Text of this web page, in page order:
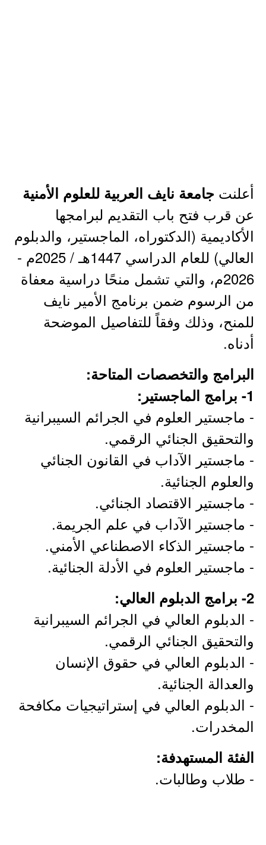
أعلنت جامعة نايف العربية للعلوم الأمنية
عن قرب فتح باب التقديم لبرامجها
الأكاديمية (الدكتوراه، الماجستير، والدبلوم
العالي) للعام الدراسي 1447هـ / 2025م -
2026م، والتي تشمل منحًا دراسية معفاة
من الرسوم ضمن برنامج الأمير نايف
للمنح، وذلك وفقاً للتفاصيل الموضحة
أدناه.
البرامج والتخصصات المتاحة:
1- برامج الماجستير:
- ماجستير العلوم في الجرائم السيبرانية
والتحقيق الجنائي الرقمي.
- ماجستير الآداب في القانون الجنائي
والعلوم الجنائية.
- ماجستير الاقتصاد الجنائي.
- ماجستير الآداب في علم الجريمة.
- ماجستير الذكاء الاصطناعي الأمني.
- ماجستير العلوم في الأدلة الجنائية.
2- برامج الدبلوم العالي:
- الدبلوم العالي في الجرائم السيبرانية
والتحقيق الجنائي الرقمي.
- الدبلوم العالي في حقوق الإنسان
والعدالة الجنائية.
- الدبلوم العالي في إستراتيجيات مكافحة
المخدرات.
الفئة المستهدفة:
- طلاب وطالبات.